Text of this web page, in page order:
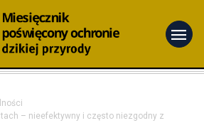
menu
– nieefektywny i często niezgodny z